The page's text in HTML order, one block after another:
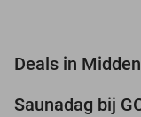
Deals in
Saunadag bij